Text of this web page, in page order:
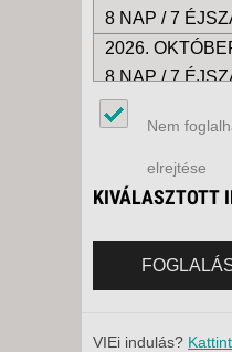
8 NAP / 7
2026.
8 NAP / 7
2026.
8 NAP / 7
2026.
8 NAP / 7
8 NAP / 7
2026.
Nem
elrejtése
KIVÁLASZTOTT
VIEi indulás?